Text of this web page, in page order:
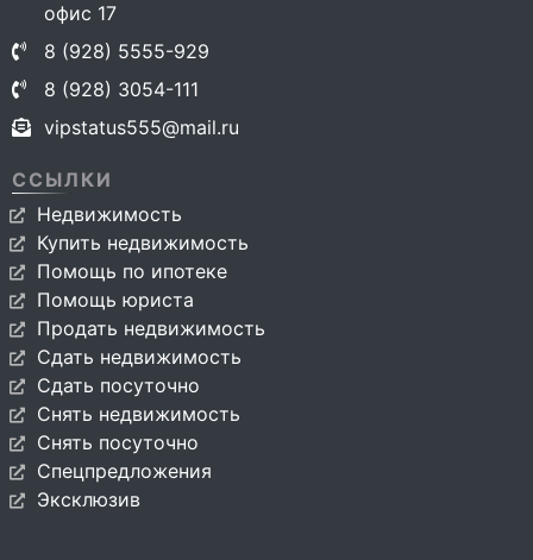
офис 17
8 (928) 5555-929
8 (928) 3054-111
vipstatus555@mail.ru
ССЫЛКИ
Недвижимость
Купить недвижимость
Помощь по ипотеке
Помощь юриста
Продать недвижимость
Сдать недвижимость
Сдать посуточно
Снять недвижимость
Снять посуточно
Спецпредложения
Эксклюзив